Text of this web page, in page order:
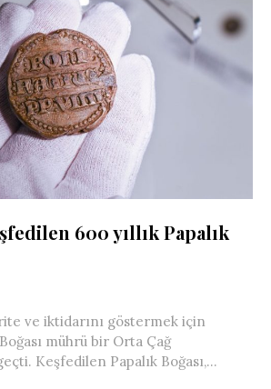
600 yıllık Papalık
ve iktidarını göstermek için
mührü bir Orta Çağ
Keşfedilen Papalık Boğası,...